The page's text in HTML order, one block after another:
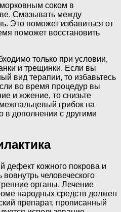
соком в
Смазывать между
Это поможет избавиться от
поможет восстановить
только при условии,
и трещинки. Если вы
вид терапии, то избавьтесь
во время процедур вы
и жжение, то снизьте
грибок на
в дополнении с другими
дефект кожного покрова и
человеческого
органы. Лечение
народных средств должен
препарат, прописанный